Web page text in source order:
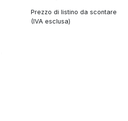
Prezzo di listino da scontare
(IVA esclusa)